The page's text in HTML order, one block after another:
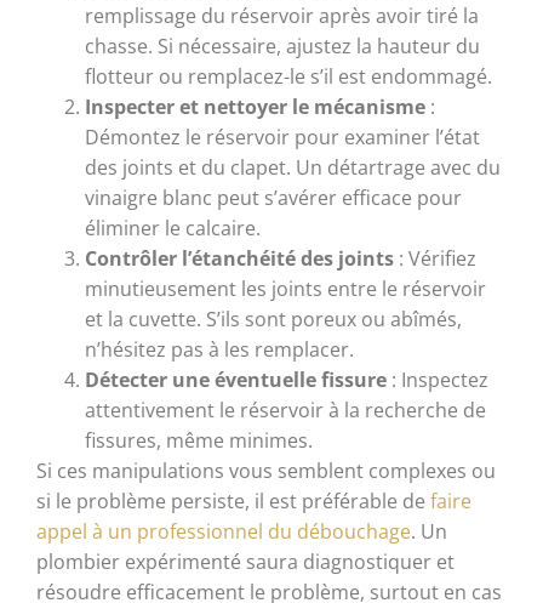
remplissage du réservoir après avoir tiré la
chasse. Si nécessaire, ajustez la hauteur du
flotteur ou remplacez-le s’il est endommagé.
Inspecter et nettoyer le mécanisme :
Démontez le réservoir pour examiner l’état
des joints et du clapet. Un détartrage avec du
vinaigre blanc peut s’avérer efficace pour
éliminer le calcaire.
Contrôler l’étanchéité des joints : Vérifiez
minutieusement les joints entre le réservoir
et la cuvette. S’ils sont poreux ou abîmés,
n’hésitez pas à les remplacer.
Détecter une éventuelle fissure : Inspectez
attentivement le réservoir à la recherche de
fissures, même minimes.
Si ces manipulations vous semblent complexes ou
si le problème persiste, il est préférable de faire
appel à un professionnel du débouchage. Un
plombier expérimenté saura diagnostiquer et
résoudre efficacement le problème, surtout en cas